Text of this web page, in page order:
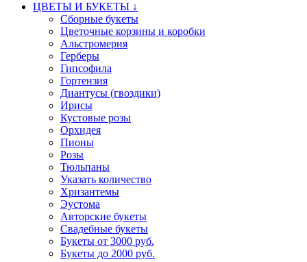
ЦВЕТЫ И БУКЕТЫ ↓
Сборные букеты
Цветочные корзины и коробки
Альстромерия
Герберы
Гипсофила
Гортензия​
Диантусы (гвоздики)
Ирисы
Кустовые розы
Орхидея
Пионы
Розы
Тюльпаны
Указать количество
Хризантемы
Эустома
Авторские букеты
Свадебные букеты
Букеты от 3000 руб.
Букеты до 2000 руб.